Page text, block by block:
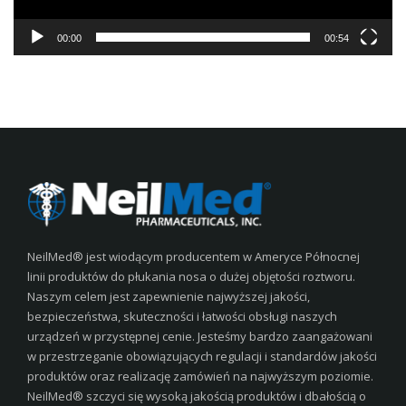
00:00 00:54
NeilMed® jest wiodącym producentem w Ameryce Północnej
linii produktów do płukania nosa o dużej objętości roztworu.
Naszym celem jest zapewnienie najwyższej jakości,
bezpieczeństwa, skuteczności i łatwości obsługi naszych
urządzeń w przystępnej cenie. Jesteśmy bardzo zaangażowani
w przestrzeganie obowiązujących regulacji i standardów jakości
produktów oraz realizację zamówień na najwyższym poziomie.
NeilMed® szczyci się wysoką jakością produktów i dbałością o